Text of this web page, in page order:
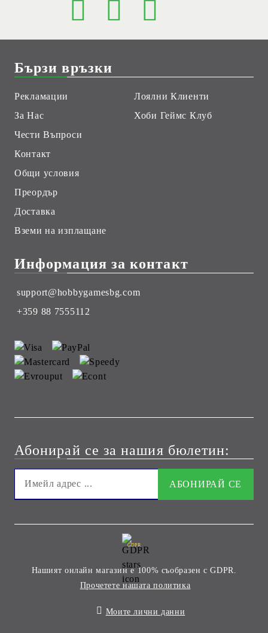
Бързи връзки
Рекламации
За Нас
Чести Въпроси
Контакт
Общи условия
Преордър
Доставка
Вземи на изплащане
Лоялни Клиенти
Хоби Геймс Клуб
Информация за контакт
support@hobbygamesbg.com
+359 88 7555112
Абонирай се за нашия бюлетин:
GDPR
Нашият онлайн магазин е 100% съобразен с GDPR.
Прочетете нашата политика
Моите лични данни